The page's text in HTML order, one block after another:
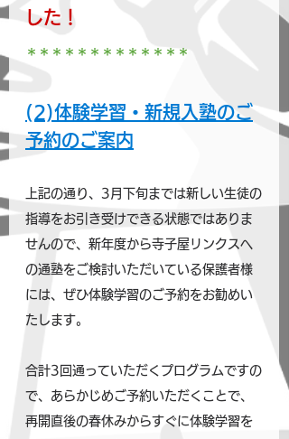
した！
＊＊＊＊＊＊＊＊＊＊＊＊＊
(2)体験学習・新規入塾のご
予約のご案内
上記の通り、3月下旬までは新しい生徒の
指導をお引き受けできる状態ではありま
せんので、新年度から寺子屋リンクスへ
の通塾をご検討いただいている保護者様
には、ぜひ体験学習のご予約をお勧めい
たします。
合計3回通っていただくプログラムですの
で、あらかじめご予約いただくことで、
再開直後の春休みからすぐに体験学習を